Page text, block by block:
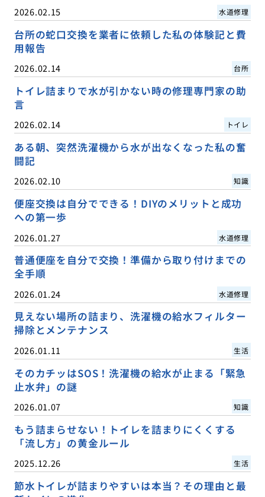
2026.02.15 水道修理
台所の蛇口交換を業者に依頼した私の体験記と費
用報告
2026.02.14 台所
トイレ詰まりで水が引かない時の修理専門家の助
言
2026.02.14 トイレ
ある朝、突然洗濯機から水が出なくなった私の奮
闘記
2026.02.10 知識
便座交換は自分でできる！DIYのメリットと成功
への第一歩
2026.01.27 水道修理
普通便座を自分で交換！準備から取り付けまでの
全手順
2026.01.24 水道修理
見えない場所の詰まり、洗濯機の給水フィルター
掃除とメンテナンス
2026.01.11 生活
そのカチッはSOS！洗濯機の給水が止まる「緊急
止水弁」の謎
2026.01.07 知識
もう詰まらせない！トイレを詰まりにくくする
「流し方」の黄金ルール
2025.12.26 生活
節水トイレが詰まりやすいは本当？その理由と最